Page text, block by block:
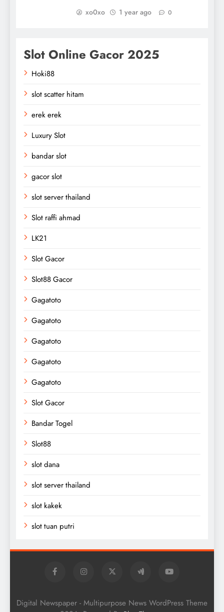
xo0xo 1 year ago 0
Slot Online Gacor 2025
Hoki88
slot scatter hitam
erek erek
Luxury Slot
bandar slot
gacor slot
slot server thailand
Slot raffi ahmad
LK21
Slot Gacor
Slot88 Gacor
Gagatoto
Gagatoto
Gagatoto
Gagatoto
Gagatoto
Slot Gacor
Bandar Togel
Slot88
slot dana
slot server thailand
slot kakek
slot tuan putri
Digital Newspaper - Multipurpose News WordPress Theme